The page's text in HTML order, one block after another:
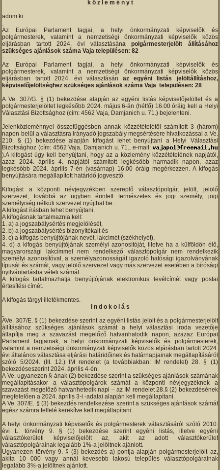
k ö z l e m é n y t
adom ki:
Az Európai Parlament tagjai, a helyi önkormányzati képviselők és
polgármesterek, valamint a nemzetiségi önkormányzati képviselők közös
eljárásban tartott 2024. évi választásána polgármesterjelölt állításához
szükséges ajánlások száma Vaja településen: 82
Az Európai Parlament tagjai, a helyi önkormányzati képviselők és
polgármesterek, valamint a nemzetiségi önkormányzati képviselők közös
eljárásban tartott 2024. évi választásánaz egyéni listás jelöltállításhoz,
képviselőjelöltséghez szükséges ajánlások száma Vaja településen: 28
A Ve. 307/G. § (1) bekezdése alapján az egyéni listás képviselőjelöltet és a
polgármesterjelöltet legkésőbb 2024. május 6-án (hétfő) 16.00 óráig kell a Helyi
Választási Bizottsághoz (cím: 4562 Vaja, Damjanich u. 71.) bejelenteni.
Jelenközleménnyel összefüggésben annak közzétételétől számított 3 (három)
napon belül a választásra irányadó jogszabály megsértésére hivatkozással a Ve.
210. § (1) bekezdése alapján kifogást lehet benyújtani a Helyi Választási
Bizottsághoz (cím: 4562 Vaja, Damjanich u. 71., e-mail:
).A kifogást úgy kell benyújtani, hogy az a közlemény közzétételének napjától,
azaz 2024. április 4. napjától számított legkésőbb harmadik napon, azaz
legkésőbb 2024. április 7-én (vasárnap) 16.00 óráig megérkezzen. A kifogás
benyújtására megállapított határidő jogvesztő.
Kifogást a központi névjegyzékben szereplő választópolgár, jelölt, jelölő
szervezet, továbbá az ügyben érintett természetes és jogi személy, jogi
személyiség nélküli szervezet nyújthat be.
A kifogást írásban lehet benyújtani.
A kifogásnak tartalmaznia kell:
a) a jogszabálysértés megjelölését,
b) a jogszabálysértés bizonyítékait és
c) a kifogás benyújtójának nevét, lakcímét (székhelyét),
d) a kifogás benyújtójának személyi azonosítóját, illetve ha a külföldön élő,
magyarországi lakcímmel nem rendelkező választópolgár nem rendelkezik
személyi azonosítóval, a személyazonosságát igazoló hatósági igazolványának
típusát és számát, vagy jelölő szervezet vagy más szervezet esetében a bírósági
nyilvántartásba vételi számát.
A kifogás tartalmazhatja benyújtójának elektronikus levélcímét vagy postai
értesítési címét.
A kifogás tárgyi illetékmentes.
I n d o k o l á s
AVe. 307/E. § (1) bekezdése szerint az egyéni listás jelölt és a polgármesterjelölt
állításához szükséges ajánlások számát a helyi választási iroda vezetője
állapítja meg a szavazást megelőző hatvanhatodik napon, azazaz Európai
Parlament tagjainak, a helyi önkormányzati képviselők és polgármesterek,
valamint a nemzetiségi önkormányzati képviselők közös eljárásban tartott 2024.
évi általános választása eljárási határidőinek és határnapjainak megállapításáról
szóló 5/2024. (III. 12.) IM rendelet (a továbbiakban: IM rendelet) 28. § (1)
bekezdéseszerint 2024. április 4-én.
A Ve. ugyanezen §-ának (2) bekezdése szerint a szükséges ajánlások számának
megállapításakor a választópolgárok számát a központi névjegyzéknek a
szavazást megelőző hatvanhetedik napi – az IM rendelet 28.§ (2) bekezdésének
megfelelően a 2024. április 3-i -adatai alapján kell megállapítani.
A Ve. 307/E. § (3) bekezdés rendelkezése szerint a szükséges ajánlások számát
egész számra felfelé kerekítve kell megállapítani.
A helyi önkormányzati képviselők és polgármesterek választásáról szóló 2010.
évi L. törvény 9. § (1) bekezdése szerint egyéni listás, illetve egyéni
választókerületi képviselőjelölt az, akit az adott választókerület
választópolgárainak legalább 1%-a jelöltnek ajánlott.
Ugyanezen törvény 9. § (3) bekezdés a) pontja alapján polgármesterjelölt az,
akita 10 000 vagy annál kevesebb lakosú település választópolgárainak
legalább 3%-a jelöltnek ajánlott.